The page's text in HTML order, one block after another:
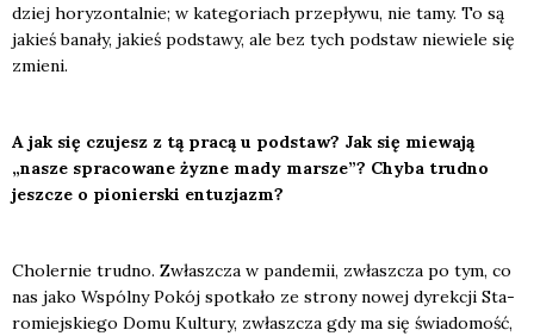
dziej hory­zon­tal­nie; w kate­go­riach prze­pły­wu, nie tamy. To są
jakieś bana­ły, jakieś pod­sta­wy, ale bez tych pod­staw nie­wie­le się
zmie­ni.
A jak się czu­jesz z tą pra­cą u pod­staw? Jak się mie­wa­ją
„nasze spra­co­wa­ne żyzne mady mar­sze”? Chy­ba trud­no
jesz­cze o pio­nier­ski entu­zjazm?
Cho­ler­nie trud­no. Zwłasz­cza w pan­de­mii, zwłasz­cza po tym, co
nas jako Wspól­ny Pokój spo­tka­ło ze stro­ny nowej dyrek­cji Sta­
ro­miej­skie­go Domu Kul­tu­ry, zwłasz­cza gdy ma się świa­do­mość,